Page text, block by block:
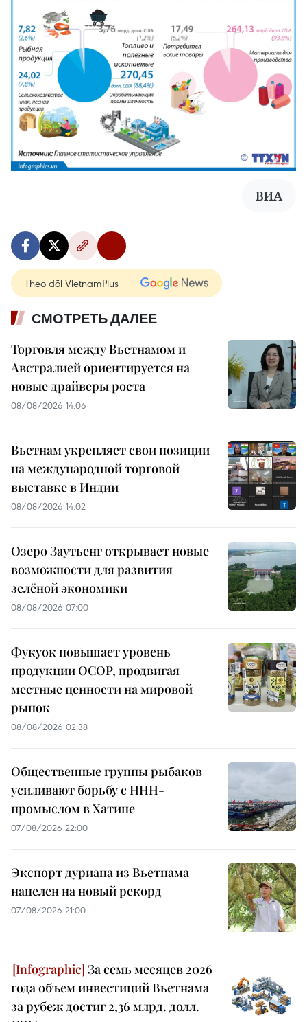
ВИА
Theo dõi VietnamPlus
СМОТРЕТЬ ДАЛЕЕ
Торговля между Вьетнамом и
Австралией ориентируется на
новые драйверы роста
08/08/2026 14:06
Вьетнам укрепляет свои позиции
на международной торговой
выставке в Индии
08/08/2026 14:02
Озеро Заутьенг открывает новые
возможности для развития
зелёной экономики
08/08/2026 07:00
Фукуок повышает уровень
продукции OCOP, продвигая
местные ценности на мировой
рынок
08/08/2026 02:38
Общественные группы рыбаков
усиливают борьбу с ННН-
промыслом в Хатине
07/08/2026 22:00
Экспорт дуриана из Вьетнама
нацелен на новый рекорд
07/08/2026 21:00
За семь месяцев 2026
года объем инвестиций Вьетнама
за рубеж достиг 2,36 млрд. долл.